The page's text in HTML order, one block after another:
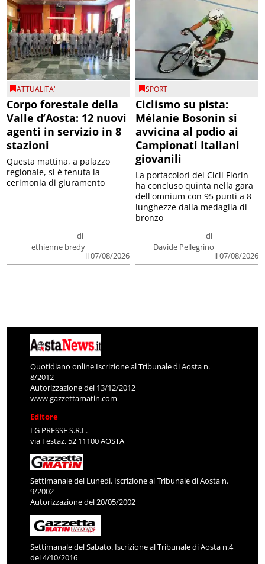
ATTUALITA'
Corpo forestale della
Valle d’Aosta: 12 nuovi
agenti in servizio in 8
stazioni
di
ethienne bredy
il 07/08/2026
Questa mattina, a palazzo
regionale, si è tenuta la
cerimonia di giuramento
SPORT
Ciclismo su pista:
Mélanie Bosonin si
avvicina al podio ai
Campionati Italiani
giovanili
di
Davide Pellegrino
il 07/08/2026
La portacolori del Cicli Fiorin
ha concluso quinta nella gara
dell'omnium con 95 punti a 8
lunghezze dalla medaglia di
bronzo
Quotidiano online Iscrizione al Tribunale di Aosta n.
8/2012
Autorizzazione del 13/12/2012
www.gazzettamatin.com
Editore
LG PRESSE S.R.L.
via Festaz, 52 11100 AOSTA
Settimanale del Lunedì. Iscrizione al Tribunale di Aosta n.
9/2002
Autorizzazione del 20/05/2002
Settimanale del Sabato. Iscrizione al Tribunale di Aosta n.4
del 4/10/2016